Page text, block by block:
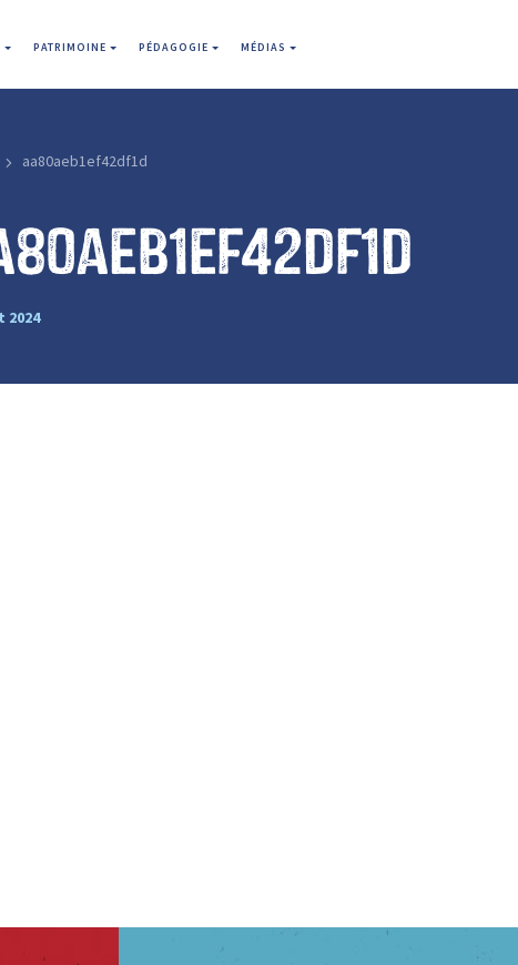
PATRIMOINE PÉDAGOGIE MÉDIAS
aa80aeb1ef42df1d
2024